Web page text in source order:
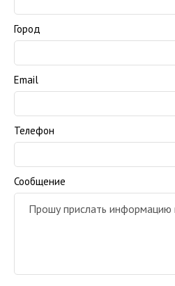
Город
Email
Телефон
Сообщение